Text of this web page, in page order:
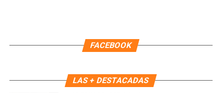
FACEBOOK
LAS + DESTACADAS